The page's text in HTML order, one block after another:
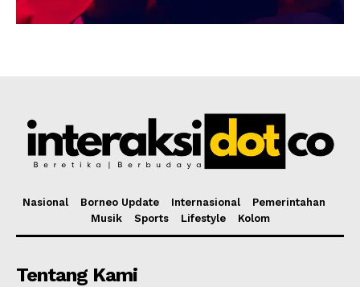
Nasional Borneo Update Internasional
Pemerintahan
Musik
Sports Lifestyle Kolom
Tentang Kami